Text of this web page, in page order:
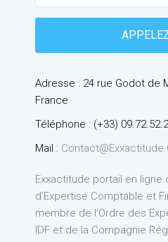
Adresse : 24 rue Godot de
France
Téléphone : (+33)
Mail :
Exxactitude portail en ligne
d’Expertise Comptable et
membre de l’Ordre des
IDF et de la Compagnie